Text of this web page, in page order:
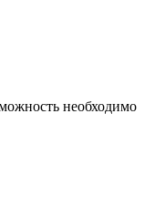
необходимо